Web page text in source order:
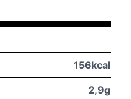
156kcal
2,9g